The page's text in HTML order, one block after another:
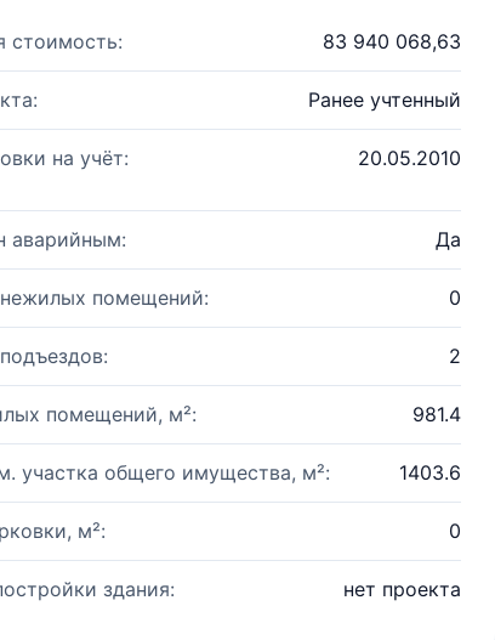
стоимость: 83 940 068,63
Ранее учтенный
на учёт: 20.05.2010
аварийным: Да
помещений: 0
2
помещений, м²: 981.4
участка общего имущества, м²: 1403.6
м²: 0
здания: нет проекта